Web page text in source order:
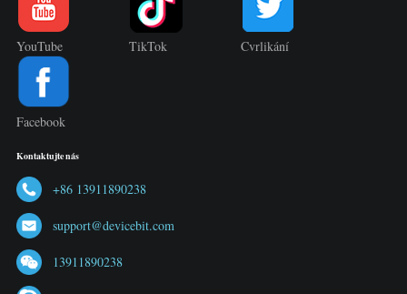
YouTube TikTok Cvrlikání
Facebook
Kontaktujte nás
+86 13911890238
support@devicebit.com
13911890238